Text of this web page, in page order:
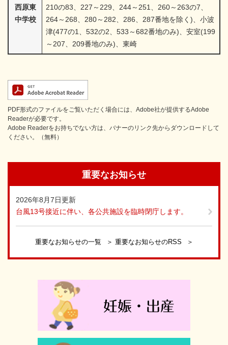
西原東
中学校
210の83、227～229、244～251、260～263の7、
264～268、280～282、286、287番地を除く)、小波
津(477の1、532の2、533～682番地のみ)、安室(199
～207、209番地のみ)、東崎
PDF形式のファイルをご覧いただく場合には、Adobe社が提供するAdobe
Readerが必要です。
Adobe Readerをお持ちでない方は、バナーのリンク先からダウンロードして
ください。（無料）
重要なお知らせ
2026年8月7日更新
台風13号接近に伴い、各公共施設を臨時閉庁します。
重要なお知らせの一覧 重要なお知らせのRSS